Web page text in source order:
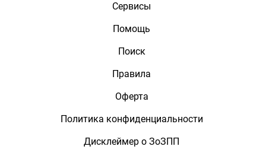
Сервисы
Помощь
Поиск
Правила
Оферта
Политика конфиденциальности
Дисклеймер о ЗоЗПП